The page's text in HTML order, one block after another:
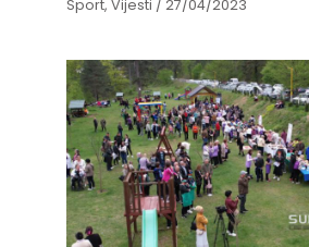
Sport,Vijesti /27/04/2023